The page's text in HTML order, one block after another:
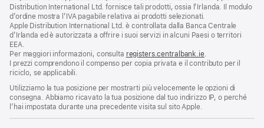
Distribution International Ltd. fornisce tali prodotti, ossia l’Irlanda. Il modulo
d’ordine mostra l’IVA pagabile relativa ai prodotti selezionati.
Apple Distribution International Ltd. è controllata dalla Banca Centrale
d’Irlanda ed è autorizzata a offrire i suoi servizi in alcuni Paesi o territori
EEA.
Per maggiori informazioni, consulta registers.centralbank.ie.
I prezzi comprendono il compenso per copia privata e il contributo per il
riciclo, se applicabili.
Utilizziamo la tua posizione per mostrarti più velocemente le opzioni di
consegna. Abbiamo ricavato la tua posizione dal tuo indirizzo IP, o perché
l’hai impostata durante una precedente visita sul sito Apple.